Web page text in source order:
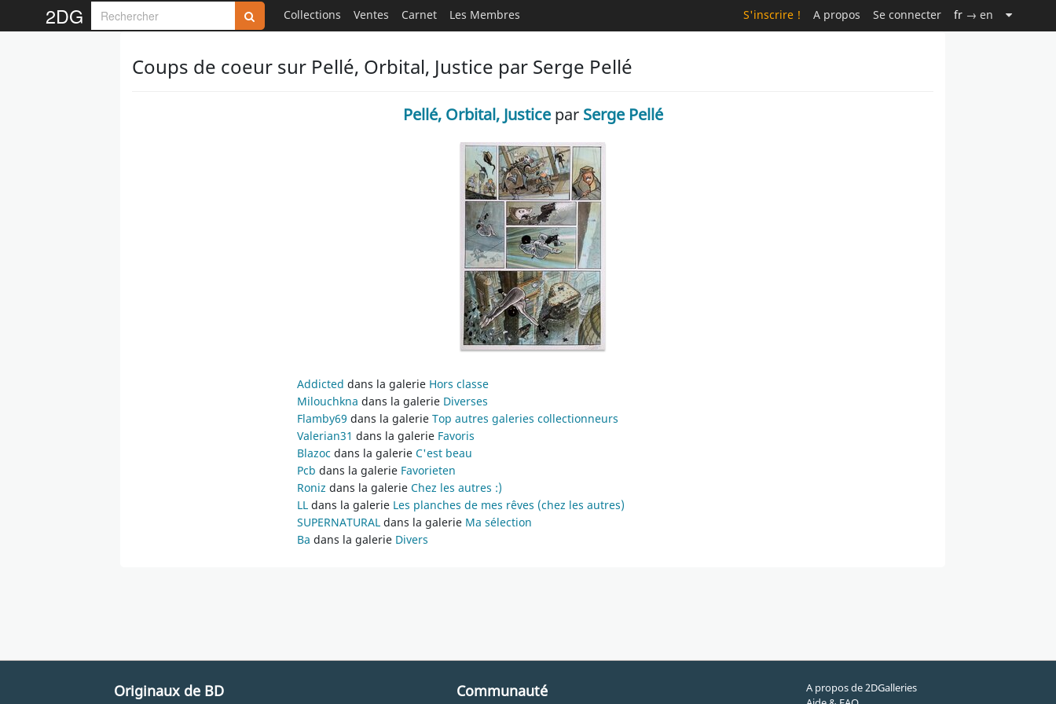
2DG Collections Ventes Carnet Les Membres S'inscrire ! A propos Se connecter fr → en
Coups de coeur sur Pellé, Orbital, Justice par Serge Pellé
Pellé, Orbital, Justicepar Serge Pellé
Addicted dans la galerie Hors classe
Milouchkna dans la galerie Diverses
Flamby69 dans la galerie Top autres galeries collectionneurs
Valerian31 dans la galerie Favoris
Blazoc dans la galerie C'est beau
Pcb dans la galerie Favorieten
Roniz dans la galerie Chez les autres :)
LL dans la galerie Les planches de mes rêves (chez les autres)
SUPERNATURAL dans la galerie Ma sélection
Ba dans la galerie Divers
Originaux de BD Communauté
A propos de 2DGalleries